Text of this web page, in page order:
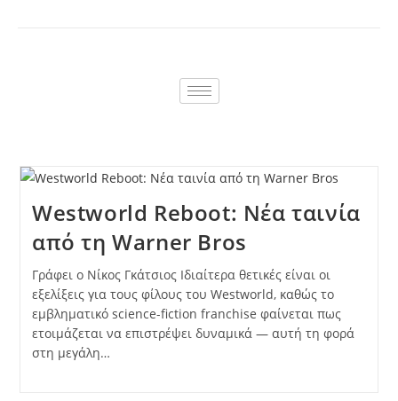
Westworld Reboot: Νέα ταινία
από τη Warner Bros
Γράφει ο Νίκος Γκάτσιος Ιδιαίτερα θετικές είναι οι
εξελίξεις για τους φίλους του Westworld, καθώς το
εμβληματικό science-fiction franchise φαίνεται πως
ετοιμάζεται να επιστρέψει δυναμικά — αυτή τη φορά
στη μεγάλη…